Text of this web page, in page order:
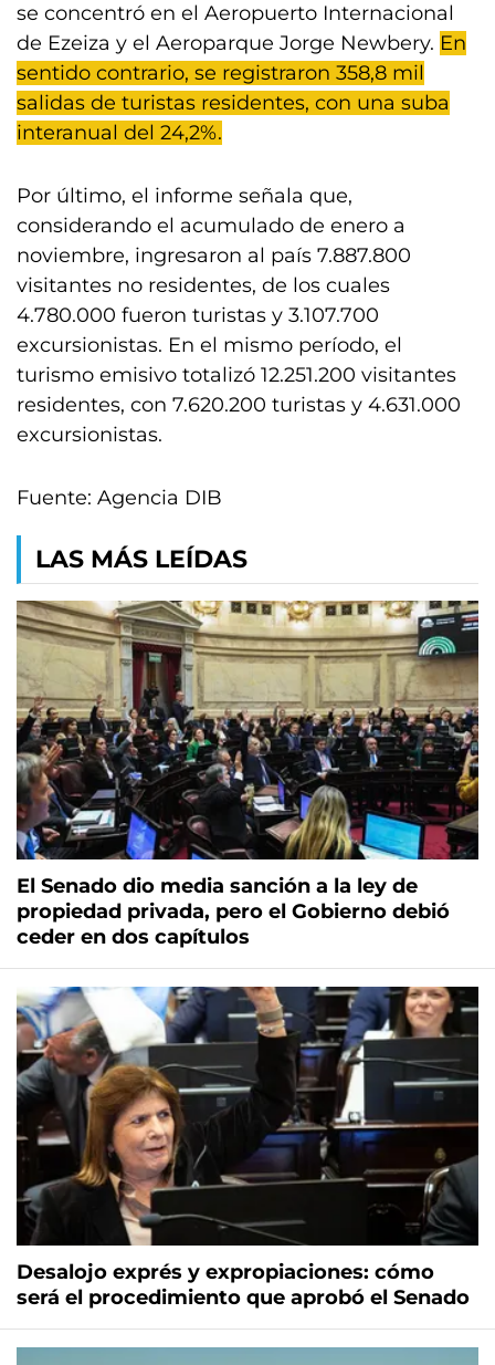
se concentró en el Aeropuerto Internacional
de Ezeiza y el Aeroparque Jorge Newbery. En
sentido contrario, se registraron 358,8 mil
salidas de turistas residentes, con una suba
interanual del 24,2%.
Por último, el informe señala que,
considerando el acumulado de enero a
noviembre, ingresaron al país 7.887.800
visitantes no residentes, de los cuales
4.780.000 fueron turistas y 3.107.700
excursionistas. En el mismo período, el
turismo emisivo totalizó 12.251.200 visitantes
residentes, con 7.620.200 turistas y 4.631.000
excursionistas.
Fuente: Agencia DIB
LAS MÁS LEÍDAS
El Senado dio media sanción a la ley de
propiedad privada, pero el Gobierno debió
ceder en dos capítulos
Desalojo exprés y expropiaciones: cómo
será el procedimiento que aprobó el Senado